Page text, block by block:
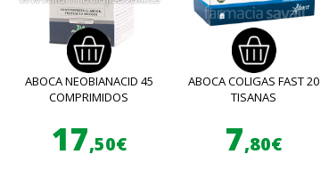
ABOCA NEOBIANACID 45
COMPRIMIDOS
17,50€
ABOCA COLIGAS FAST 20
TISANAS
7,80€